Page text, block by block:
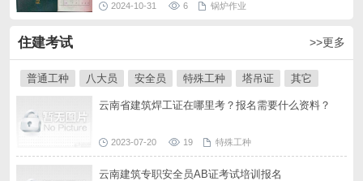
2024-10-31 6 锅炉作业
住建考试 >>更多
普通工种 八大员 安全员 特殊工种 塔吊证 其它
云南省建筑焊工证在哪里考？报名需要什么资料？
2023-07-20 19 特殊工种
云南建筑专职安全员AB证考试培训报名